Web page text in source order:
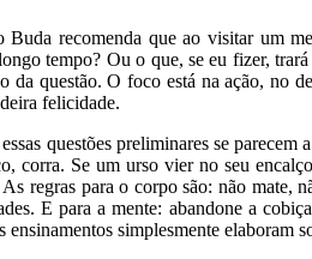
Buda recomenda que ao visitar um
tempo? Ou o que, se eu fizer,
da questão. O foco está na ação, no
felicidade.
questões preliminares se
corra. Se um urso vier no seu
regras para o corpo são: não mate,
E para a mente: abandone a
simplesmente elaboram